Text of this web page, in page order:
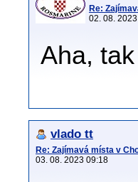
Re:
02. 08.
Aha,
vlado tt
Re: Zajímavá místa v
03. 08. 2023 09:18